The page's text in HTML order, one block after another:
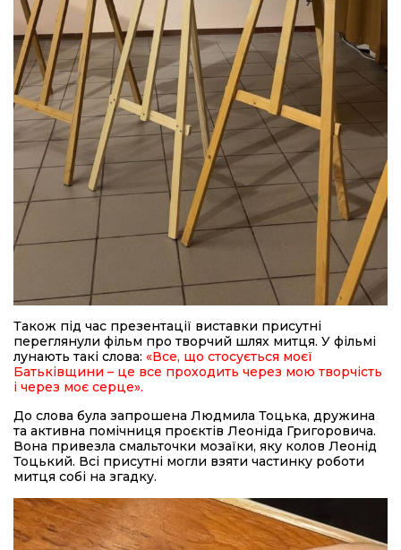
Також під час презентації виставки присутні
переглянули фільм про творчий шлях митця. У фільмі
лунають такі слова: «Все, що стосується моєї
Батьківщини – це все проходить через мою творчість
і через моє серце».
До слова була запрошена Людмила Тоцька, дружина
та активна помічниця проєктів Леоніда Григоровича.
Вона привезла смальточки мозаїки, яку колов Леонід
Тоцький. Всі присутні могли взяти частинку роботи
митця собі на згадку.